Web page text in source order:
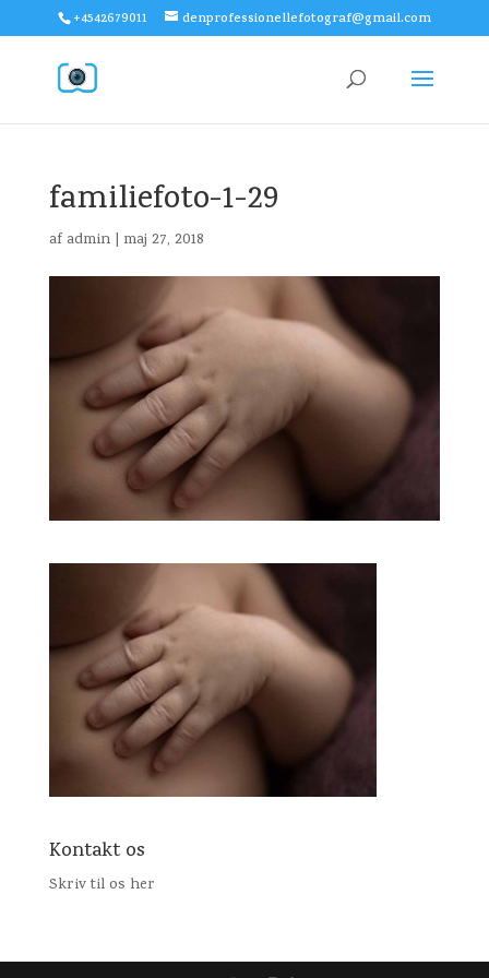
+4542679011 denprofessionellefotograf@gmail.com
familiefoto-1-29
af admin| maj 27, 2018
Kontakt os
Skriv til os her